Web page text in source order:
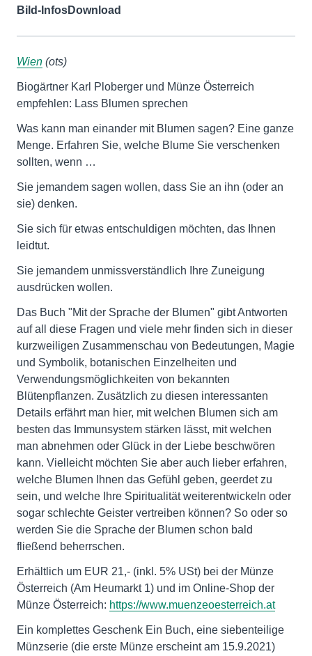
Bild-InfosDownload
Wien (ots)
Biogärtner Karl Ploberger und Münze Österreich
empfehlen: Lass Blumen sprechen
Was kann man einander mit Blumen sagen? Eine ganze
Menge. Erfahren Sie, welche Blume Sie verschenken
sollten, wenn …
Sie jemandem sagen wollen, dass Sie an ihn (oder an
sie) denken.
Sie sich für etwas entschuldigen möchten, das Ihnen
leidtut.
Sie jemandem unmissverständlich Ihre Zuneigung
ausdrücken wollen.
Das Buch "Mit der Sprache der Blumen" gibt Antworten
auf all diese Fragen und viele mehr finden sich in dieser
kurzweiligen Zusammenschau von Bedeutungen, Magie
und Symbolik, botanischen Einzelheiten und
Verwendungsmöglichkeiten von bekannten
Blütenpflanzen. Zusätzlich zu diesen interessanten
Details erfährt man hier, mit welchen Blumen sich am
besten das Immunsystem stärken lässt, mit welchen
man abnehmen oder Glück in der Liebe beschwören
kann. Vielleicht möchten Sie aber auch lieber erfahren,
welche Blumen Ihnen das Gefühl geben, geerdet zu
sein, und welche Ihre Spiritualität weiterentwickeln oder
sogar schlechte Geister vertreiben können? So oder so
werden Sie die Sprache der Blumen schon bald
fließend beherrschen.
Erhältlich um EUR 21,- (inkl. 5% USt) bei der Münze
Österreich (Am Heumarkt 1) und im Online-Shop der
Münze Österreich: https://www.muenzeoesterreich.at
Ein komplettes Geschenk Ein Buch, eine siebenteilige
Münzserie (die erste Münze erscheint am 15.9.2021)